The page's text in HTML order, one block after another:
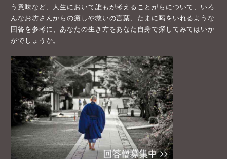
う意味など、人生において誰もが考えることがらについて、いろ
んなお坊さんからの癒しや救いの言葉、たまに喝をいれるような
回答を参考に、あなたの生き方をあなた自身で探してみてはいか
がでしょうか。